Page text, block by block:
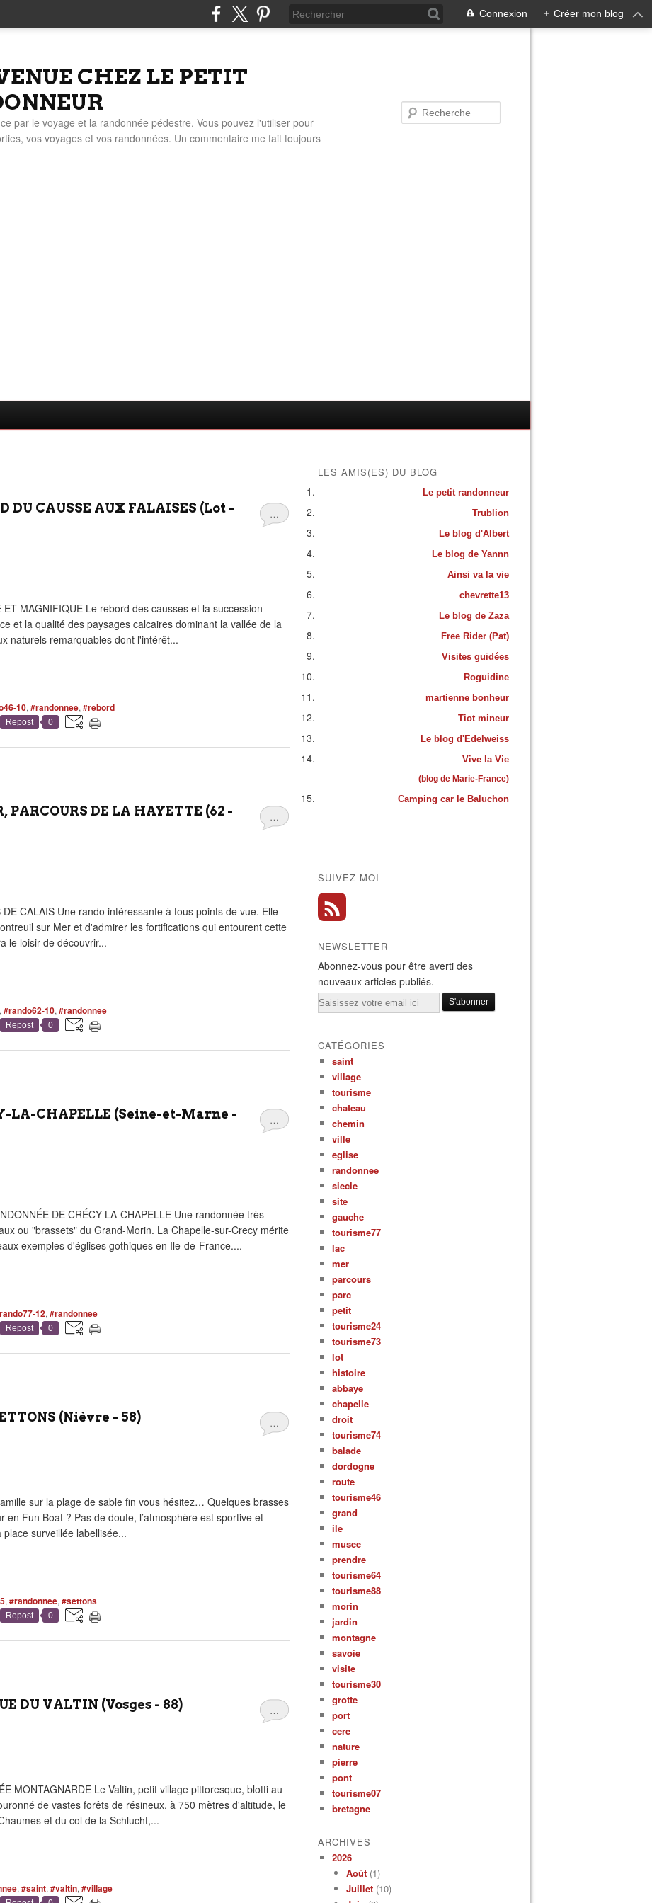
Connexion + Créer mon blog
CHEZ LE PETIT
par le voyage et la randonnée pédestre. Vous pouvez l'utiliser pour
vos voyages et vos randonnées. Un commentaire me fait toujours
…
DU CAUSSE AUX FALAISES (Lot -
ET MAGNIFIQUE Le rebord des causses et la succession
et la qualité des paysages calcaires dominant la vallée de la
naturels remarquables dont l'intérêt...
10, #randonnee, #rebord
Repost 0
…
DE LA HAYETTE (62 -
DE CALAIS Une rando intéressante à tous points de vue. Elle
sur Mer et d'admirer les fortifications qui entourent cette
le loisir de découvrir...
, #rando62-10, #randonnee
Repost 0
…
LA-CHAPELLE (Seine-et-Marne -
DE CRÉCY-LA-CHAPELLE Une randonnée très
ou "brassets" du Grand-Morin. La Chapelle-sur-Crecy mérite
exemples d'églises gothiques en Ile-de-France....
12, #randonnee
Repost 0
…
(Nièvre - 58)
sur la plage de sable fin vous hésitez… Quelques brasses
en Fun Boat ? Pas de doute, l’atmosphère est sportive et
surveillée labellisée...
, #randonnee, #settons
Repost 0
…
DU VALTIN (Vosges - 88)
MONTAGNARDE Le Valtin, petit village pittoresque, blotti au
de vastes forêts de résineux, à 750 mètres d'altitude, le
et du col de la Schlucht,...
, #saint, #valtin, #village
LES AMIS(ES) DU BLOG
Le petit randonneur
Trublion
Le blog d'Albert
Le blog de Yannn
Ainsi va la vie
chevrette13
Le blog de Zaza
Free Rider (Pat)
Visites guidées
Roguidine
martienne bonheur
Tiot mineur
Le blog d'Edelweiss
Vive la Vie
(blog de Marie-France)
Camping car le Baluchon
SUIVEZ-MOI
NEWSLETTER
Abonnez-vous pour être averti des
nouveaux articles publiés.
Email
CATÉGORIES
saint
village
tourisme
chateau
chemin
ville
eglise
randonnee
siecle
site
gauche
tourisme77
lac
mer
parcours
parc
petit
tourisme24
tourisme73
lot
histoire
abbaye
chapelle
droit
tourisme74
balade
dordogne
route
tourisme46
grand
ile
musee
prendre
tourisme64
tourisme88
morin
jardin
montagne
savoie
visite
tourisme30
grotte
port
cere
nature
pierre
pont
tourisme07
bretagne
ARCHIVES
2026
Août (1)
Juillet (10)